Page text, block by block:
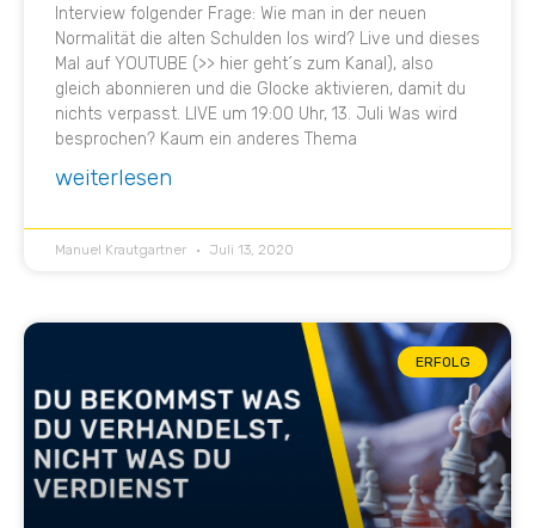
Interview folgender Frage: Wie man in der neuen
Normalität die alten Schulden los wird? Live und dieses
Mal auf YOUTUBE (>> hier geht´s zum Kanal), also
gleich abonnieren und die Glocke aktivieren, damit du
nichts verpasst. LIVE um 19:00 Uhr, 13. Juli Was wird
besprochen? Kaum ein anderes Thema
weiterlesen
Manuel Krautgartner Juli 13, 2020
ERFOLG